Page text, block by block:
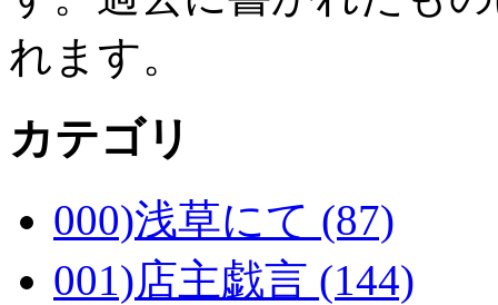
れます。
カテゴリ
000)浅草にて (87)
001)店主戯言 (144)